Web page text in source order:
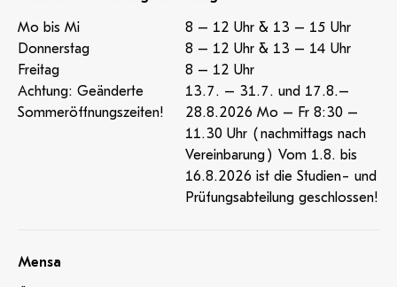
Mo bis Mi
8 – 12 Uhr & 13 – 15 Uhr
Donnerstag
8 – 12 Uhr & 13 – 14 Uhr
Freitag
8 – 12 Uhr
Achtung: Geänderte
Sommeröffnungszeiten!
13.7. – 31.7. und 17.8.–
28.8.2026 Mo – Fr 8:30 –
11.30 Uhr (nachmittags nach
Vereinbarung) Vom 1.8. bis
16.8.2026 ist die Studien- und
Prüfungsabteilung geschlossen!
Mensa